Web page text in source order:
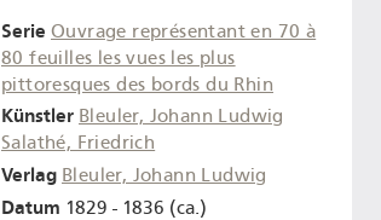
Serie Ouvrage représentant en 70 à
80 feuilles les vues les plus
pittoresques des bords du Rhin
Künstler Bleuler, Johann Ludwig
Salathé, Friedrich
Verlag Bleuler, Johann Ludwig
Datum 1829 - 1836 (ca.)